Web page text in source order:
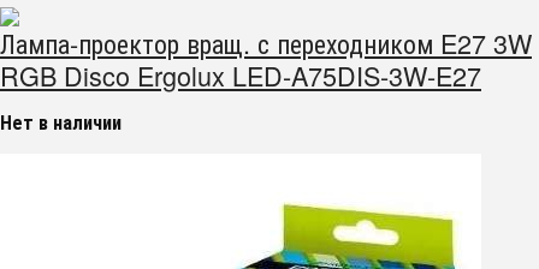
Лампа-проектор вращ. с переходником E27 3W
RGB Disco Ergolux LED-A75DIS-3W-E27
Нет в наличии